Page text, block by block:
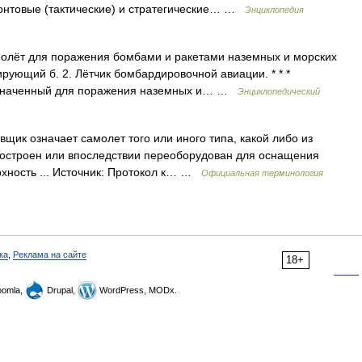
(тактические) и стратегические… … Энциклопедия
для поражения бомбами и ракетами наземных и морских
б. 2. Лётчик бомбардировочной авиации. * * *
для поражения наземных и… …
Энциклопедический
означает самолет того или иного типа, какой либо из
или впоследствии переоборудован для оснащения
... Источник: Протокол к… …
Официальная терминология
18+
Реклама на сайте
Drupal, WordPress, MODx.